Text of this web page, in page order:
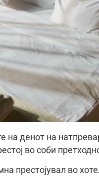
на денот на
во соби
престојувал во